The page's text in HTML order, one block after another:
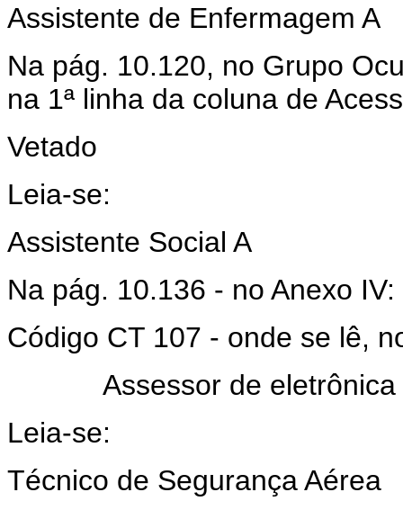
Assistente de Enfermagem A
Na pág. 10.120, no Grupo
na 1ª linha da coluna de
Vetado
Leia-se:
Assistente Social A
Na pág. 10.136 - no Anexo IV:
Código CT 107 - onde se lê,
Assessor de eletrônica
Leia-se:
Técnico de Segurança Aérea